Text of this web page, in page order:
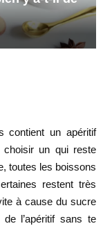
contient un apéritif
un qui reste
toutes les boissons
restent très
à cause du sucre
l’apéritif sans te